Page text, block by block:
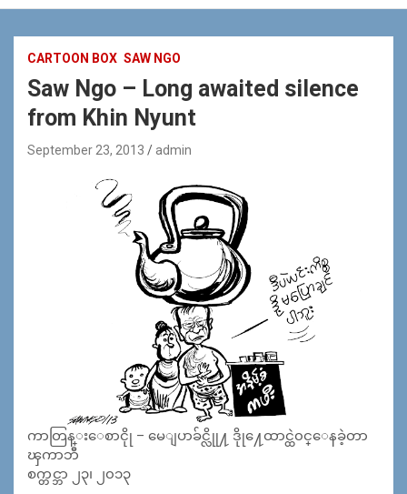
CARTOON BOX SAW NGO
Saw Ngo – Long awaited silence
from Khin Nyunt
September 23, 2013 admin
ကာတြန္းေစာငိုု – မေျပာခ်င္လိုု႔ ဒိုု႔ေထာင္ထဲ၀င္ေနခဲ့တာ
ၾကာဘီ
စက္တင္ဘာ ၂၃၊ ၂၀၁၃